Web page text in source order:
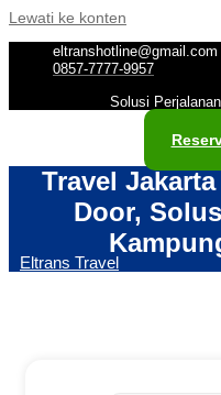
Lewati ke konten
eltranshotline@gmail.com
0857-7777-9957
Solusi Perjalanan
Travel
Door,
Eltrans Travel